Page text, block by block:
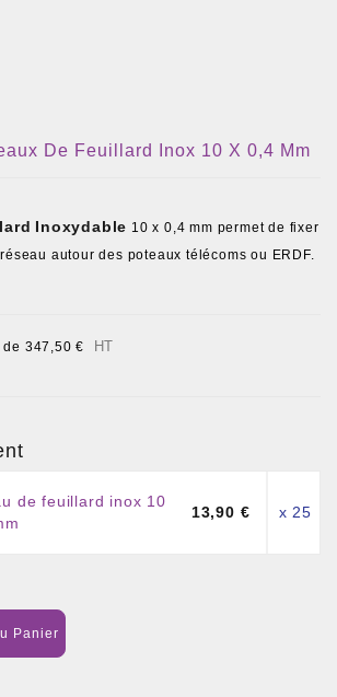
De Feuillard Inox 10 X 0,4 Mm
Inoxydable 10 x 0,4 mm permet de fixer
autour des poteaux télécoms ou ERDF.
347,50 € HT
de feuillard inox 10
13,90 € x 25
Panier